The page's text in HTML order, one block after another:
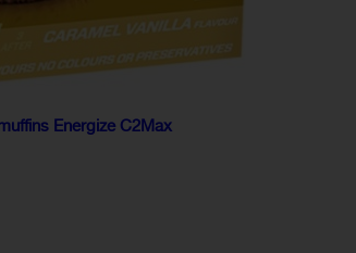
Energize C2Max